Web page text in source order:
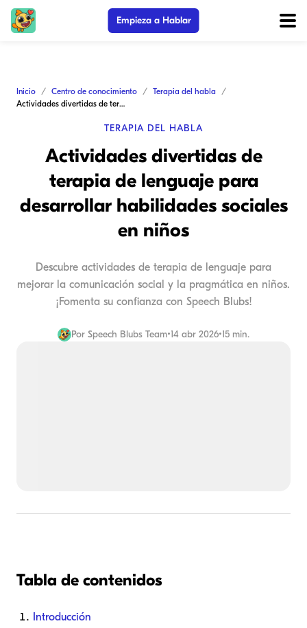
Empieza a Hablar
Inicio Centro de conocimiento
Terapia del habla
Actividades divertidas de terapia de lenguaje para desarrollar habilidades sociales en niños
TERAPIA DEL HABLA
Actividades divertidas de
terapia de lenguaje para
desarrollar habilidades sociales
en niños
Descubre actividades de terapia de lenguaje para
mejorar la comunicación social y la pragmática en niños.
¡Fomenta su confianza con Speech Blubs!
Por Speech Blubs Team•14 abr 2026•15 min.
Tabla de contenidos
Introducción